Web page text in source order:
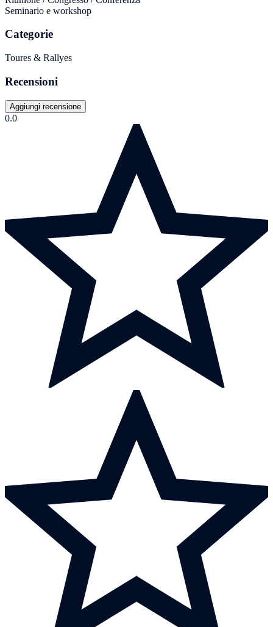
Seminario e workshop
Categorie
Toures & Rallyes
Recensioni
Aggiungi recensione
0.0